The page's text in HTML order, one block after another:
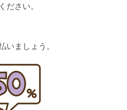
さい。
いましょう。